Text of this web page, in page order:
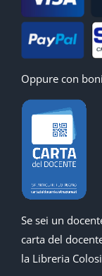
Oppure con
Se sei un
carta del
la Libreria